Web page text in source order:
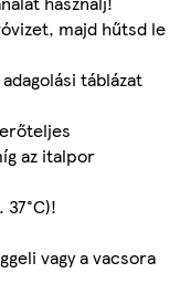
majd hűtsd le
táblázat
az italpor
vagy a vacsora